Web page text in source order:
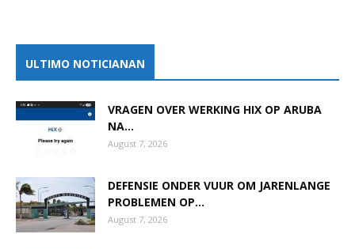
ULTIMO NOTICIANAN
VRAGEN OVER WERKING HIX OP ARUBA
NA...
August 7, 2026
DEFENSIE ONDER VUUR OM JARENLANGE
PROBLEMEN OP...
August 7, 2026